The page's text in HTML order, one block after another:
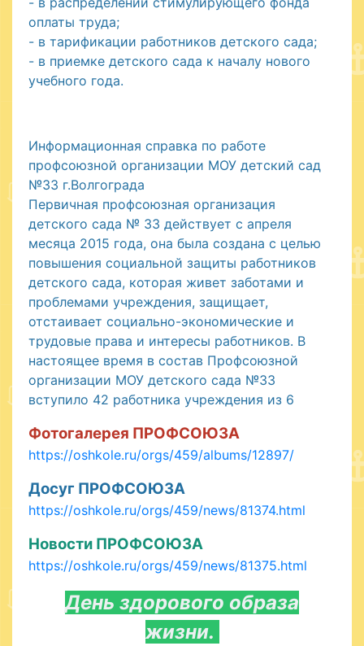
оплаты труда;
- в тарификации работников детского сада;
- в приемке детского сада к началу нового
учебного года.
Информационная справка по работе
профсоюзной организации МОУ детский сад
№33 г.Волгограда
Первичная профсоюзная организация
детского сада № 33 действует с апреля
месяца 2015 года, она была создана с целью
повышения социальной защиты работников
детского сада, которая живет заботами и
проблемами учреждения, защищает,
отстаивает социально-экономические и
трудовые права и интересы работников. В
настоящее время в состав Профсоюзной
организации МОУ детского сада №33
вступило 42 работника учреждения из 6
Фотогалерея ПРОФСОЮЗА
https://oshkole.ru/orgs/459/albums/12897/
Досуг ПРОФСОЮЗА
https://oshkole.ru/orgs/459/news/81374.html
Новости ПРОФСОЮЗА
https://oshkole.ru/orgs/459/news/81375.html
День здорового образа
жизни.